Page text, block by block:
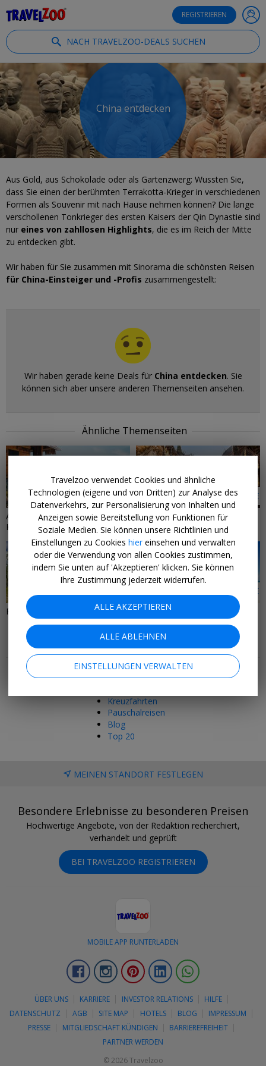
REGISTRIEREN
NACH TRAVELZOO-DEALS SUCHEN
China entdecken
Aus Gold, aus Schokolade oder als Gartenzwerg: Wussten Sie,
dass Sie einen der berühmten Terrakotta-Krieger in verschiedenen
Formen als Souvenir mit nach Hause nehmen können? Die lange
verschollenen Tonkrieger des ersten Kaisers der Qin Dynastie sind
nur eines von zahllosen Highlights, die es im Reich der Mitte
zu entdecken gibt.
Wir haben für Sie zusammen mit Sinorama die schönsten Reisen
für China-Einsteiger und -Profis zusammengestellt:
Wir haben gerade keine Deals für China entdecken. Sie
können sich aber unsere anderen Themenseiten ansehen.
Ähnliche Themenseiten
30 ANGEBOTE
Asien: Trauminseln & exotische
Kulturen
2 ANGEBOTE
Bangkok
Fernreisen
9 ANGEBOTE
Indischer Ozean
Mehr Tipps & Angebote
Hotels
Kreuzfahrten
Pauschalreisen
Blog
Top 20
MEINEN STANDORT FESTLEGEN
Besondere Erlebnisse zu besonderen Preisen
Hochwertige Angebote, von der Redaktion recherchiert,
verhandelt und geprüft
BEI TRAVELZOO REGISTRIEREN
MOBILE APP RUNTERLADEN
FacebookInstagramPinterestLinkedIn
ÜBER UNS KARRIERE INVESTOR RELATIONS
HILFE
DATENSCHUTZ
AGB SITE MAP HOTELS BLOG
IMPRESSUM
PRESSE
MITGLIEDSCHAFT KÜNDIGEN
BARRIEREFREIHEIT
PARTNER WERDEN
© 2026 Travelzoo
Travelzoo verwendet Cookies und ähnliche
Technologien (eigene und von Dritten) zur Analyse des
Datenverkehrs, zur Personalisierung von Inhalten und
Anzeigen sowie Bereitstellung von Funktionen für
Soziale Medien. Sie können unsere Richtlinien und
Einstellungen zu Cookies hiereinsehen und verwalten
oder die Verwendung von allen Cookies zustimmen,
indem Sie unten auf 'Akzeptieren' klicken. Sie können
Ihre Zustimmung jederzeit widerrufen.
ALLE AKZEPTIEREN
ALLE ABLEHNEN
EINSTELLUNGEN VERWALTEN